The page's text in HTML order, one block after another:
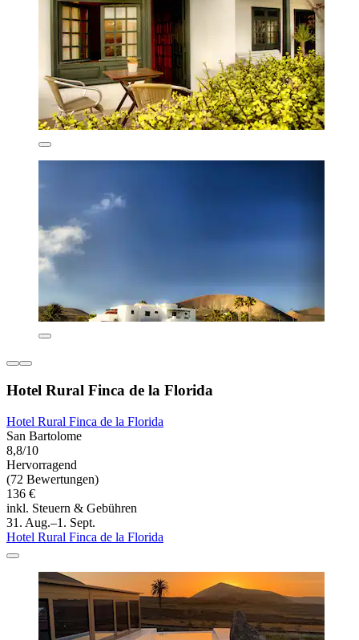
Hotel Rural Finca de la Florida
Hotel Rural Finca de la Florida
San Bartolome
8,8/10
Hervorragend
(72 Bewertungen)
136 €
inkl. Steuern & Gebühren
31. Aug.–1. Sept.
Hotel Rural Finca de la Florida